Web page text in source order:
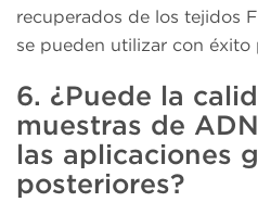
recuperados de los tejidos
se pueden utilizar con éxito
6. ¿Puede la
muestras de
las aplicaciones
posteriores?